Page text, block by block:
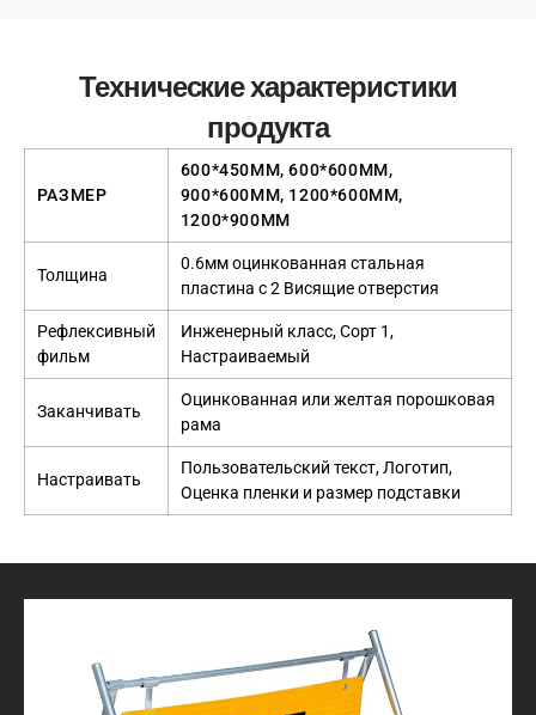
Технические характеристики
продукта
РАЗМЕР
600*450ММ, 600*600ММ,
900*600ММ, 1200*600ММ,
1200*900ММ
Толщина
0.6мм оцинкованная стальная
пластина с 2 Висящие отверстия
Рефлексивный
фильм
Инженерный класс, Сорт 1,
Настраиваемый
Заканчивать
Оцинкованная или желтая порошковая
рама
Настраивать
Пользовательский текст, Логотип,
Оценка пленки и размер подставки